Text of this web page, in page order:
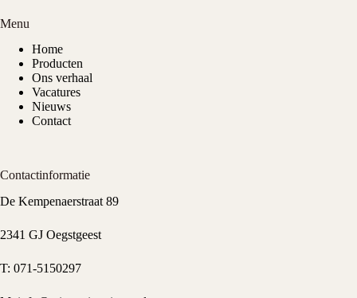
Menu
Home
Producten
Ons verhaal
Vacatures
Nieuws
Contact
Contactinformatie
De Kempenaerstraat 89
2341 GJ Oegstgeest
T: 071-5150297